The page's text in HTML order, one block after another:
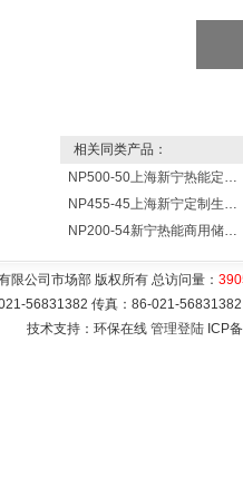
相关同类产品：
NP500-50上海新宁热能定制各式不锈钢水箱容器
NP455-45上海新宁定制生产各式不锈钢容器
NP200-54新宁热能商用储水式电热水器V=200升N=54千瓦
限公司市场部 版权所有 总访问量：
56831382 传真：86-021-
技术支持：环保在线 管理登陆 ICP